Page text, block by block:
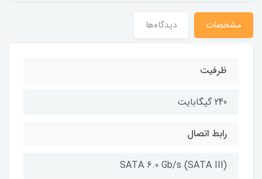
مشخصات دیدگاه‌ها
ظرفیت
240 گیگابایت
رابط اتصال
SATA 6.0 Gb/s (SATA III)